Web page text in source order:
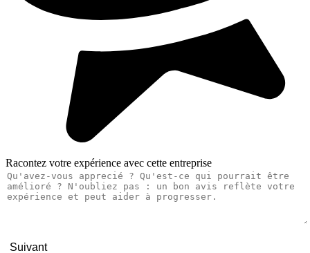
Racontez votre expérience avec cette entreprise
Suivant